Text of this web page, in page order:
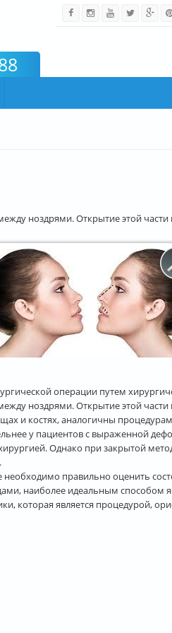
ноздрями. Открытие этой
операции путем
ноздрями. Открытие этой
и костях, аналогичны
у пациентов с выраженной
Однако при закрытой
необходимо правильно оценить
наиболее идеальным способом
которая является процедурой,